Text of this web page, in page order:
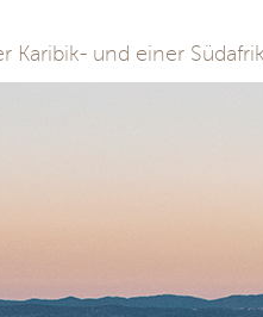
Karibik- und einer